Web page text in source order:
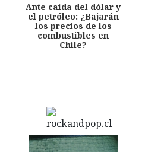
Ante caída del dólar y
el petróleo: ¿Bajarán
los precios de los
combustibles en
Chile?